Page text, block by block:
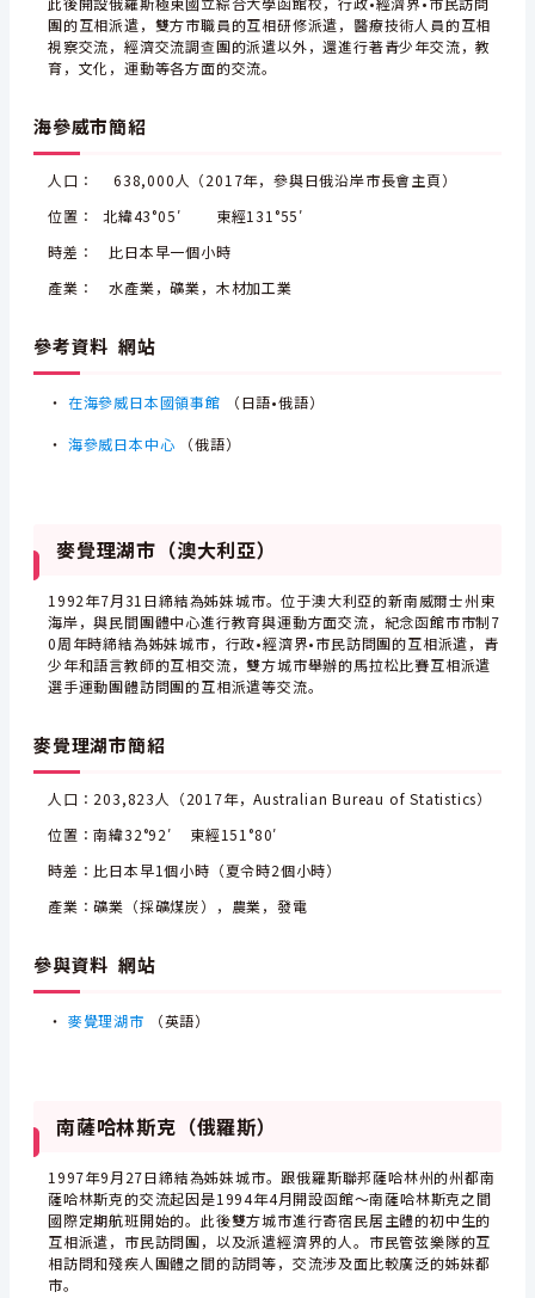
團的互相派遣，雙方市職員的互相研修派遣，醫療技術人員的互相
視察交流，經濟交流調查團的派遣以外，還進行著青少年交流，教
育，文化，運動等各方面的交流。
海參威市簡紹
人口： 638,000人（2017年，參與日俄沿岸市長會主頁）
位置： 北緯43°05′ 東經131°55′
時差： 比日本早一個小時
產業： 水產業，礦業，木材加工業
參考資料 網站
・ 在海參威日本國領事館 （日語•俄語）
・ 海參威日本中心 （俄語）
麥覺理湖市（澳大利亞）
1992年7月31日締結為姊妹城市。位于澳大利亞的新南威爾士州東
海岸，與民間團體中心進行教育與運動方面交流，紀念函館市市制7
0周年時締結為姊妹城市，行政•經濟界•市民訪問團的互相派遣，青
少年和語言教師的互相交流，雙方城市舉辦的馬拉松比賽互相派遣
選手運動團體訪問團的互相派遣等交流。
麥覺理湖市簡紹
人口：203,823人（2017年，Australian Bureau of Statistics）
位置：南緯32°92′ 東經151°80′
時差：比日本早1個小時（夏令時2個小時）
產業：礦業（採礦煤炭），農業，發電
參與資料 網站
・ 麥覺理湖市 （英語）
南薩哈林斯克（俄羅斯）
1997年9月27日締結為姊妹城市。跟俄羅斯聯邦薩哈林州的州都南
薩哈林斯克的交流起因是1994年4月開設函館～南薩哈林斯克之間
國際定期航班開始的。此後雙方城市進行寄宿民居主體的初中生的
互相派遣，市民訪問團，以及派遣經濟界的人。市民管弦樂隊的互
相訪問和殘疾人團體之間的訪問等，交流涉及面比較廣泛的姊妹都
市。